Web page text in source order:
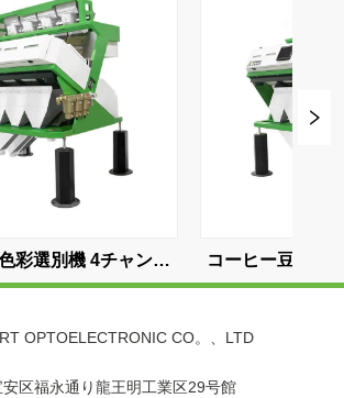
ー豆色彩選別機 4チャンネ
ル
コーヒー
OPTOELECTRONIC CO。、LTD
区福永通り龍王明工業区29号館